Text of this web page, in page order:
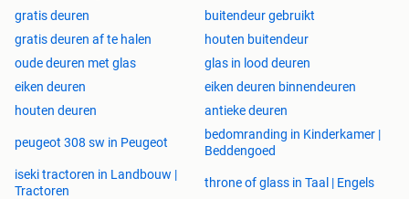
Achterdeur AD108 (GBW666)
Afmeting:
93×231,5 cm
Borstwering:66 cm
Dikte:40 mm
Draairichting:
Onbehandeld
Met meerpuntssluiting slotgat
Nu dumpprijs €175,00per deur (nog 1x op voorraad)
gratis deuren
buitendeur gebruikt
gratis deuren af te halen
houten buitendeur
oude deuren met glas
glas in lood deuren
eiken deuren
eiken deuren binnendeuren
houten deuren
antieke deuren
peugeot 308 sw in Peugeot
bedomranding in Kinderkamer |
Beddengoed
iseki tractoren in Landbouw |
Tractoren
throne of glass in Taal | Engels